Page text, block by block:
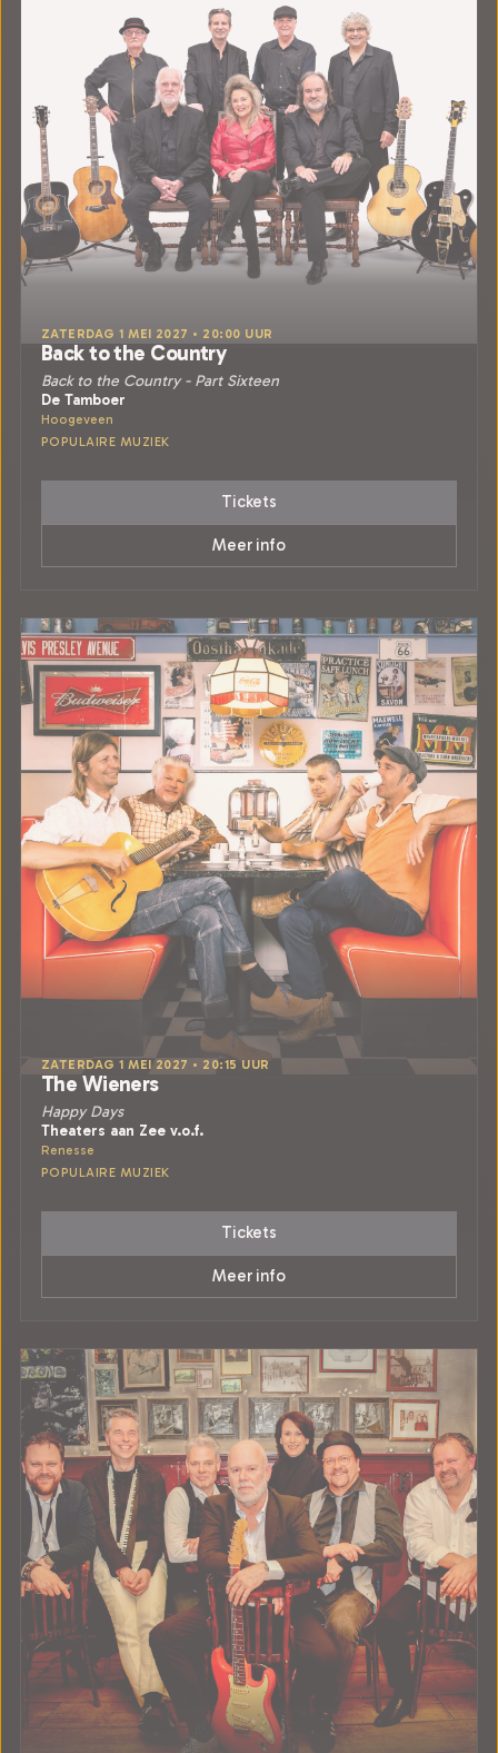
ZATERDAG 1 MEI 2027 • 20:00 UUR
Back to the Country
Back to the Country - Part Sixteen
De Tamboer
Hoogeveen
POPULAIRE MUZIEK
Tickets
Meer info
ZATERDAG 1 MEI 2027 • 20:15 UUR
The Wieners
Happy Days
Theaters aan Zee v.o.f.
Renesse
POPULAIRE MUZIEK
Tickets
Meer info